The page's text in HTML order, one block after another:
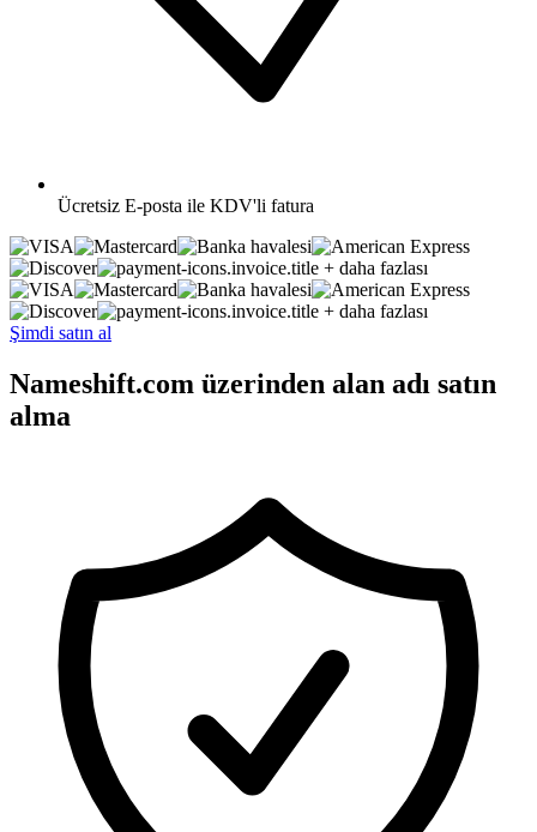
Ücretsiz E-posta ile KDV'li fatura
+ daha fazlası
+ daha fazlası
Şimdi satın al
Nameshift.com üzerinden alan adı satın
alma